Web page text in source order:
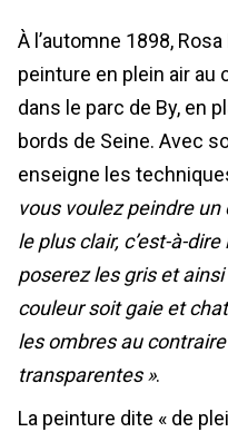
À l’automne 1898,
peinture en plein air au
dans le parc de By, en
bords de Seine. Avec
enseigne les
vous voulez peindre
le plus clair, c’est-à-
poserez les gris et
couleur soit gaie et
les ombres au
transparentes ».
La peinture dite « de